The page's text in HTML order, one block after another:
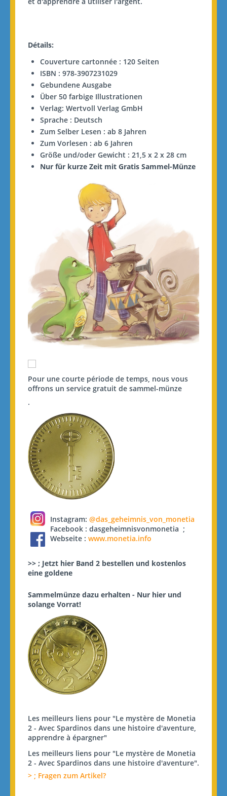
Détails:
Couverture cartonnée : 120 Seiten
ISBN : 978-3907231029
Gebundene Ausgabe
Über 50 farbige Illustrationen
Verlag: Wertvoll Verlag GmbH
Sprache : Deutsch
Zum Selber Lesen : ab 8 Jahren
Zum Vorlesen : ab 6 Jahren
Größe und/oder Gewicht : 21,5 x 2 x 28 cm
Nur für kurze Zeit mit Gratis Sammel-Münze
Pour une courte période de temps, nous vous
offrons un service gratuit de sammel-münze
.
Instagram: @das_geheimnis_von_monetia
Facebook : dasgeheimnisvonmonetia ;
Webseite : www.monetia.info
>> ; Jetzt hier Band 2 bestellen und kostenlos
eine goldene
Sammelmünze dazu erhalten - Nur hier und
solange Vorrat!
Les meilleurs liens pour "Le mystère de Monetia
2 - Avec Spardinos dans une histoire d'aventure,
apprendre à épargner"
Les meilleurs liens pour "Le mystère de Monetia
2 - Avec Spardinos dans une histoire d'aventure".
> ; Fragen zum Artikel?